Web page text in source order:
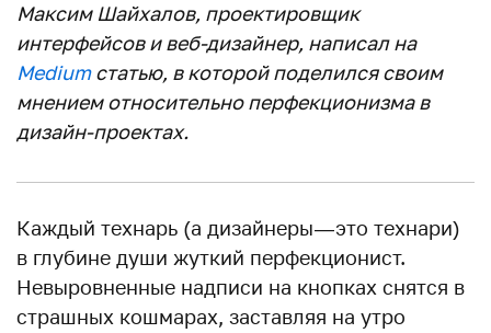
Максим Шайхалов, проектировщик
интерфейсов и веб-дизайнер, написал на
Mediumстатью, в которой поделился своим
мнением относительно перфекционизма в
дизайн-проектах.
Каждый технарь (а дизайнеры — это технари)
в глубине души жуткий перфекционист.
Невыровненные надписи на кнопках снятся в
страшных кошмарах, заставляя на утро